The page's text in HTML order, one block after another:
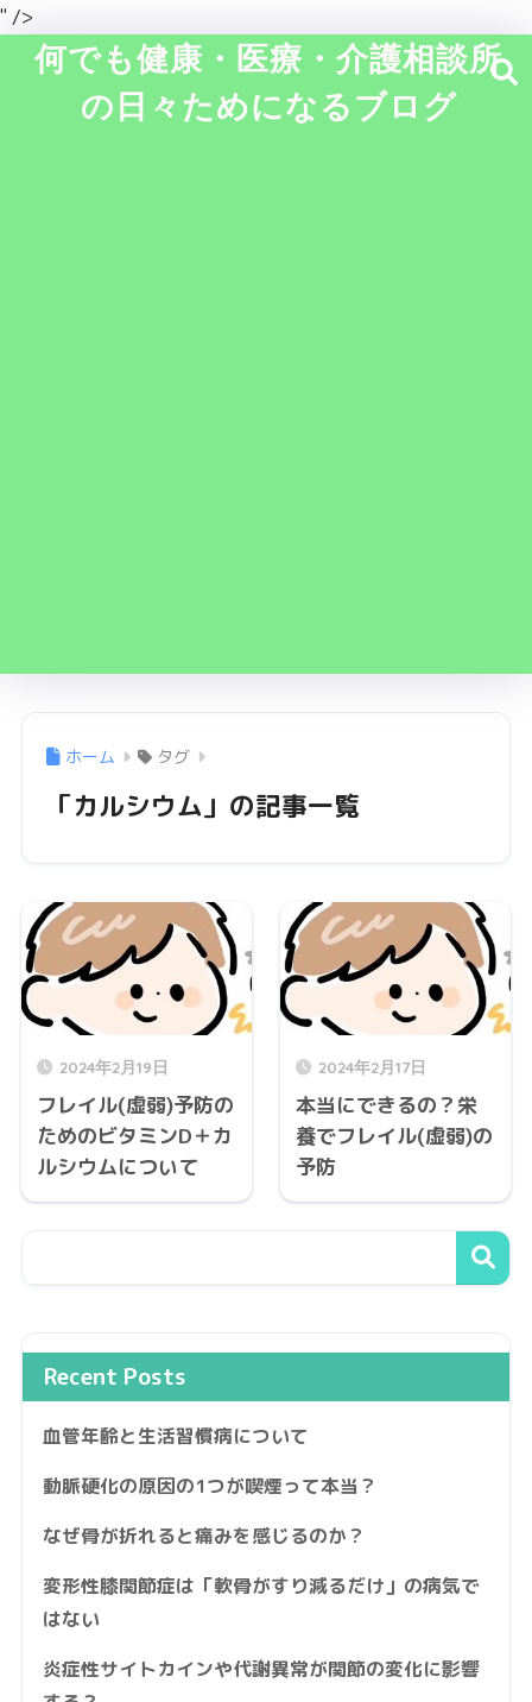
" />
何でも健康・医療・介護相談所
の日々ためになるブログ
ホーム タグ
「カルシウム」の記事一覧
2024年2月19日
フレイル(虚弱)予防の
ためのビタミンD＋カ
ルシウムについて
2024年2月17日
本当にできるの？栄
養でフレイル(虚弱)の
予防
Recent Posts
血管年齢と生活習慣病について
動脈硬化の原因の1つが喫煙って本当？
なぜ骨が折れると痛みを感じるのか？
変形性膝関節症は「軟骨がすり減るだけ」の病気で
はない
炎症性サイトカインや代謝異常が関節の変化に影響